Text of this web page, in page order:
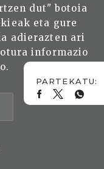
Artetsu
2003
dut" botoia
eta gure
adierazten ari
informazio